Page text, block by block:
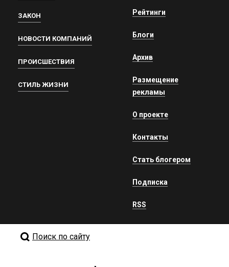
ЗАКОН
НОВОСТИ КОМПАНИЙ
ПРОИСШЕСТВИЯ
СТИЛЬ ЖИЗНИ
Рейтинги
Блоги
Архив
Размещение
рекламы
О проекте
Контакты
Стать блогером
Подписка
RSS
Поиск по сайту